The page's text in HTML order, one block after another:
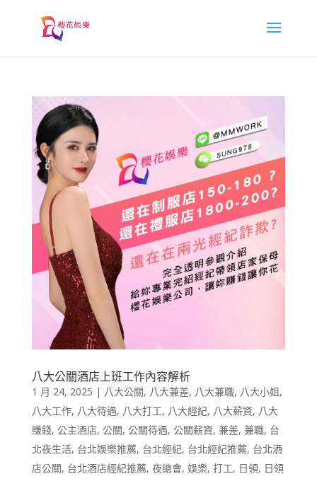
八大公關酒店上班工作內容解析
1 月 24, 2025 | 八大公關, 八大兼差, 八大兼職, 八大小姐,
八大工作, 八大待遇, 八大打工, 八大經紀, 八大薪資, 八大
賺錢, 公主酒店, 公關, 公關待遇, 公關薪資, 兼差, 兼職, 台
北夜生活, 台北娛樂推薦, 台北經紀, 台北經紀推薦, 台北酒
店公關, 台北酒店經紀推薦, 夜總會, 娛樂, 打工, 日領, 日領